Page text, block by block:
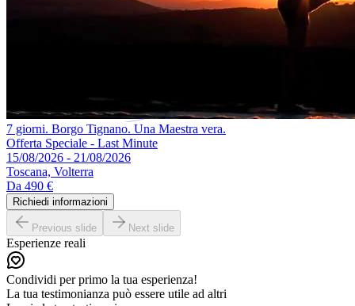
7 giorni. Borgo Tignano. Una Maestra vera.
Offerta Speciale - Last Minute
15/08/2026 - 21/08/2026
Toscana, Volterra
Da 490 €
Richiedi informazioni
Previous slide Next slide
Esperienze reali
Condividi per primo la tua esperienza!
La tua testimonianza può essere utile ad altri